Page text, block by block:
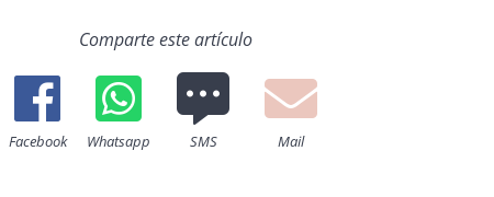
Comparte este artículo
Facebook Whatsapp SMS Mail